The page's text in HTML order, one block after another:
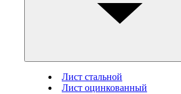
Лист стальной
Лист оцинкованный